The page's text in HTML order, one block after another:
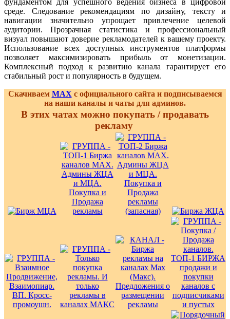
среде. Следование рекомендациям по дизайну, тексту и
навигации значительно упрощает привлечение целевой
аудитории. Прозрачная статистика и профессиональный
визуал повышают доверие рекламодателей к вашему проекту.
Использование всех доступных инструментов платформы
позволяет максимизировать прибыль от монетизации.
Комплексный подход к развитию канала гарантирует его
стабильный рост и популярность в будущем.
Скачиваем MAX с официального сайта и подписываемся
на наши каналы и чаты для админов.
В этих чатах можно покупать / продавать
рекламу